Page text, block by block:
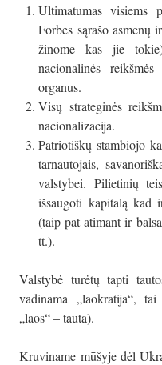
Ultimatumas visiems
Forbes sąrašo asmenų
žinome kas jie
nacionalinės
organus.
Visų strateginės
nacionalizacija.
Patriotiškų stambiojo
tarnautojais,
valstybei. Pilietinių
išsaugoti kapitalą kad
(taip pat atimant ir
tt.).
Valstybė turėtų tapti
vadinama „laokratija“,
„laos“ – tauta).
Kruviname mūšyje dėl